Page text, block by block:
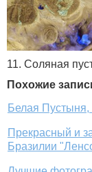
11. Соляная
Похожие
Белая Пустыня,
Прекрасный и
Бразилии